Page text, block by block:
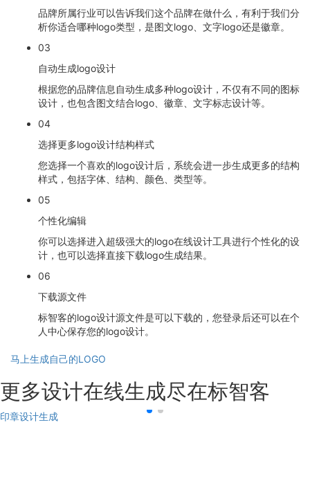
品牌所属行业可以告诉我们这个品牌在做什么，有利于我们分
析你适合哪种logo类型，是图文logo、文字logo还是徽章。
03
自动生成logo设计
根据您的品牌信息自动生成多种logo设计，不仅有不同的图标
设计，也包含图文结合logo、徽章、文字标志设计等。
04
选择更多logo设计结构样式
您选择一个喜欢的logo设计后，系统会进一步生成更多的结构
样式，包括字体、结构、颜色、类型等。
05
个性化编辑
你可以选择进入超级强大的logo在线设计工具进行个性化的设
计，也可以选择直接下载logo生成结果。
06
下载源文件
标智客的logo设计源文件是可以下载的，您登录后还可以在个
人中心保存您的logo设计。
马上生成自己的LOGO
更多设计在线生成尽在标智客
印章设计生成